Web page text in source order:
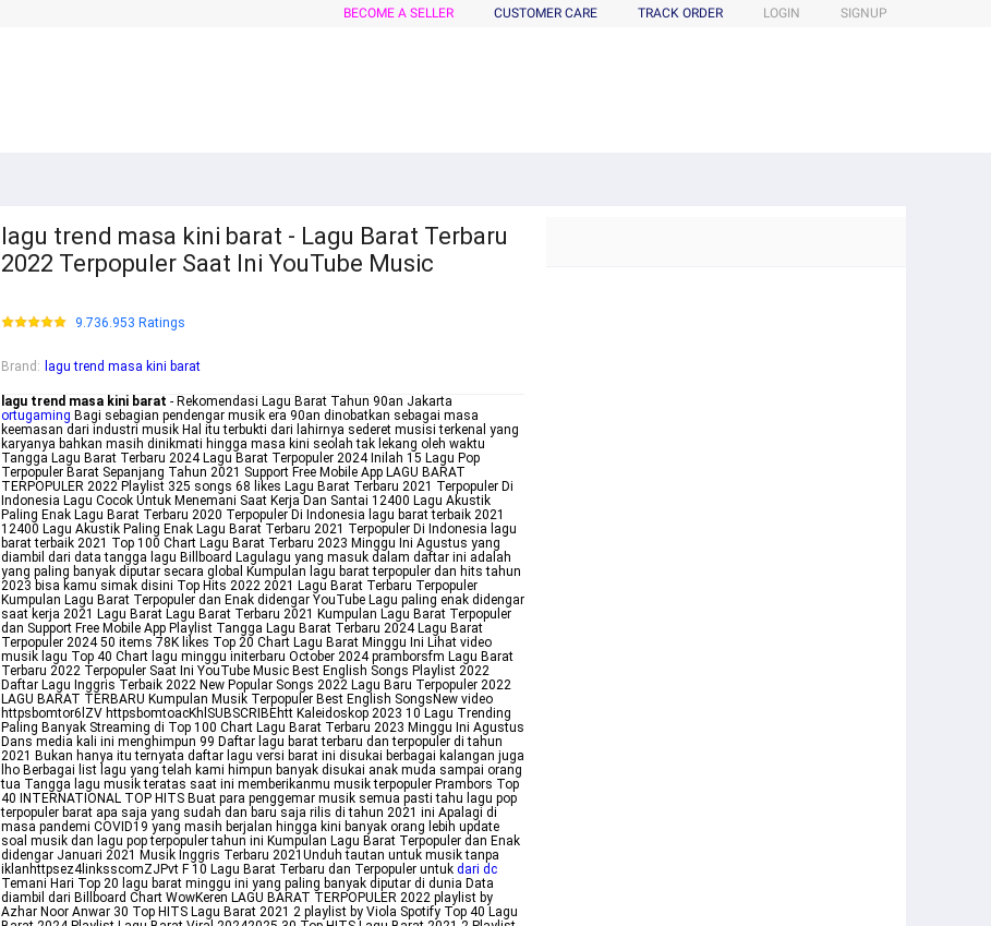
BECOME A SELLER CUSTOMER CARE TRACK ORDER LOGIN SIGNUP
lagu trend masa kini barat - Lagu Barat Terbaru
2022 Terpopuler Saat Ini YouTube Music
9.736.953 Ratings
Brand : lagu trend masa kini barat
lagu trend masa kini barat - Rekomendasi Lagu Barat Tahun 90an Jakarta
ortugaming Bagi sebagian pendengar musik era 90an dinobatkan sebagai masa
keemasan dari industri musik Hal itu terbukti dari lahirnya sederet musisi terkenal yang
karyanya bahkan masih dinikmati hingga masa kini seolah tak lekang oleh waktu
Tangga Lagu Barat Terbaru 2024 Lagu Barat Terpopuler 2024 Inilah 15 Lagu Pop
Terpopuler Barat Sepanjang Tahun 2021 Support Free Mobile App LAGU BARAT
TERPOPULER 2022 Playlist 325 songs 68 likes Lagu Barat Terbaru 2021 Terpopuler Di
Indonesia Lagu Cocok Untuk Menemani Saat Kerja Dan Santai 12400 Lagu Akustik
Paling Enak Lagu Barat Terbaru 2020 Terpopuler Di Indonesia lagu barat terbaik 2021
12400 Lagu Akustik Paling Enak Lagu Barat Terbaru 2021 Terpopuler Di Indonesia lagu
barat terbaik 2021 Top 100 Chart Lagu Barat Terbaru 2023 Minggu Ini Agustus yang
diambil dari data tangga lagu Billboard Lagulagu yang masuk dalam daftar ini adalah
yang paling banyak diputar secara global Kumpulan lagu barat terpopuler dan hits tahun
2023 bisa kamu simak disini Top Hits 2022 2021 Lagu Barat Terbaru Terpopuler
Kumpulan Lagu Barat Terpopuler dan Enak didengar YouTube Lagu paling enak didengar
saat kerja 2021 Lagu Barat Lagu Barat Terbaru 2021 Kumpulan Lagu Barat Terpopuler
dan Support Free Mobile App Playlist Tangga Lagu Barat Terbaru 2024 Lagu Barat
Terpopuler 2024 50 items 78K likes Top 20 Chart Lagu Barat Minggu Ini Lihat video
musik lagu Top 40 Chart lagu minggu initerbaru October 2024 pramborsfm Lagu Barat
Terbaru 2022 Terpopuler Saat Ini YouTube Music Best English Songs Playlist 2022
Daftar Lagu Inggris Terbaik 2022 New Popular Songs 2022 Lagu Baru Terpopuler 2022
LAGU BARAT TERBARU Kumpulan Musik Terpopuler Best English SongsNew video
httpsbomtor6lZV httpsbomtoacKhlSUBSCRIBEhtt Kaleidoskop 2023 10 Lagu Trending
Paling Banyak Streaming di Top 100 Chart Lagu Barat Terbaru 2023 Minggu Ini Agustus
Dans media kali ini menghimpun 99 Daftar lagu barat terbaru dan terpopuler di tahun
2021 Bukan hanya itu ternyata daftar lagu versi barat ini disukai berbagai kalangan juga
lho Berbagai list lagu yang telah kami himpun banyak disukai anak muda sampai orang
tua Tangga lagu musik teratas saat ini memberikanmu musik terpopuler Prambors Top
40 INTERNATIONAL TOP HITS Buat para penggemar musik semua pasti tahu lagu pop
terpopuler barat apa saja yang sudah dan baru saja rilis di tahun 2021 ini Apalagi di
masa pandemi COVID19 yang masih berjalan hingga kini banyak orang lebih update
soal musik dan lagu pop terpopuler tahun ini Kumpulan Lagu Barat Terpopuler dan Enak
didengar Januari 2021 Musik Inggris Terbaru 2021Unduh tautan untuk musik tanpa
iklanhttpsez4linksscomZJPvt F 10 Lagu Barat Terbaru dan Terpopuler untuk dari dc
Temani Hari Top 20 lagu barat minggu ini yang paling banyak diputar di dunia Data
diambil dari Billboard Chart WowKeren LAGU BARAT TERPOPULER 2022 playlist by
Azhar Noor Anwar 30 Top HITS Lagu Barat 2021 2 playlist by Viola Spotify Top 40 Lagu